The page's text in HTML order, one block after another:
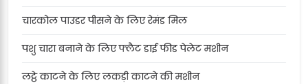
चारकोल पाउडर पीसने के लिए रेमंड मिल
पशु चारा बनाने के लिए फ्लैट डाई फीड पेलेट मशीन
लट्ठे काटने के लिए लकड़ी काटने की मशीन